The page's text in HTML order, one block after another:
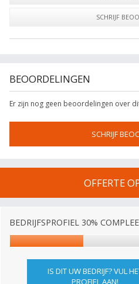
SCHRIJF
BEOORDELINGEN
Er zijn nog geen beoordelingen over
SCHRIJF
OFFERTE
BEDRIJFSPROFIEL 30%
IS DIT UW BEDRIJF? VUL
PROFIEL AAN!